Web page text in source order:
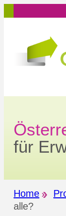
Inhalt
für
Home
alle?